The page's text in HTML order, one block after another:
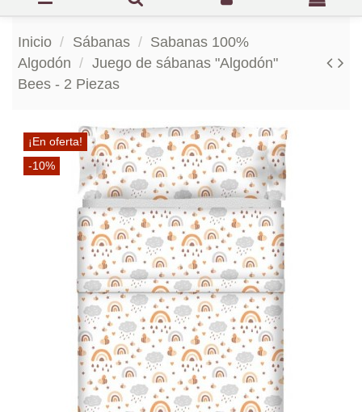
Inicio Sábanas
Sabanas 100%
Algodón
Juego de sábanas "Algodón"
Bees - 2 Piezas
¡En oferta!
-10%